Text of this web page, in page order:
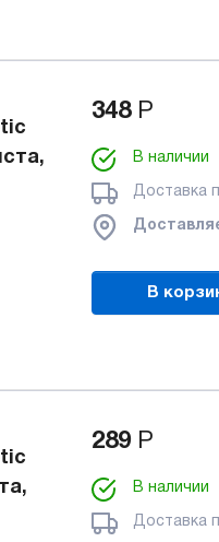
348 Р
В наличии
Доставка
В
289 Р
В наличии
Доставка